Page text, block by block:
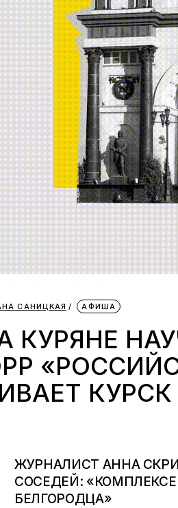
САНИЦКАЯ АФИША
КУРЯНЕ
ЖУРНАЛИСТ АННА
СОСЕДЕЙ:
БЕЛГОРОДЦА»